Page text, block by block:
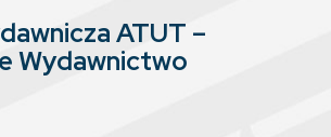
ATUT –
Wydawnictwo